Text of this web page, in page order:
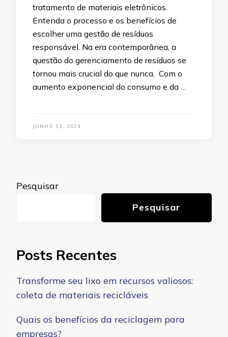
tratamento de materiais eletrônicos.
Entenda o processo e os benefícios de
escolher uma gestão de resíduos
responsável. Na era contemporânea, a
questão do gerenciamento de resíduos se
tornou mais crucial do que nunca. Com o
aumento exponencial do consumo e da …
JUNHO 12, 2024
Pesquisar
Pesquisar
Posts Recentes
Transforme seu lixo em recursos valiosos:
coleta de materiais recicláveis
Quais os benefícios da reciclagem para
empresas?